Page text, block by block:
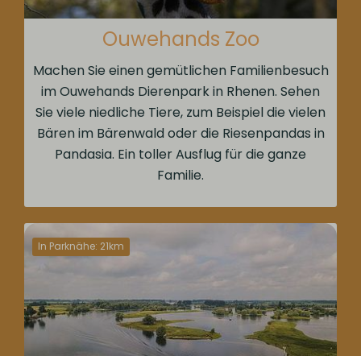
Ouwehands Zoo
Machen Sie einen gemütlichen Familienbesuch
im Ouwehands Dierenpark in Rhenen. Sehen
Sie viele niedliche Tiere, zum Beispiel die vielen
Bären im Bärenwald oder die Riesenpandas in
Pandasia. Ein toller Ausflug für die ganze
Familie.
In Parknähe: 21km